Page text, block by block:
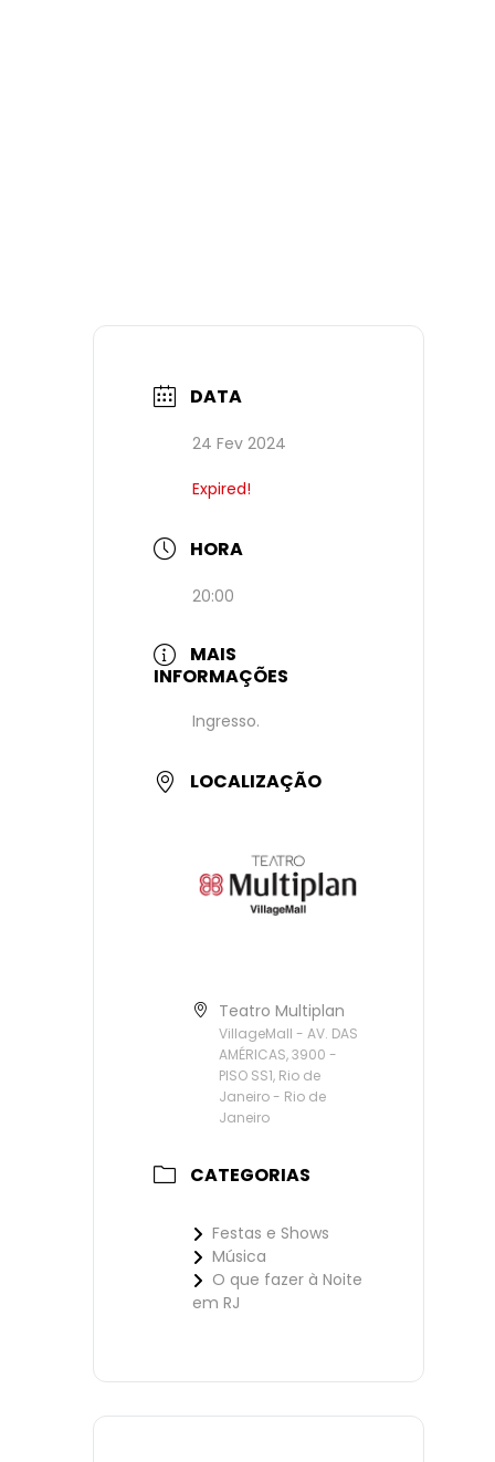
DATA
24 Fev 2024
Expired!
HORA
20:00
MAIS
INFORMAÇÕES
Ingresso.
LOCALIZAÇÃO
Teatro Multiplan
VillageMall - AV. DAS
AMÉRICAS, 3900 -
PISO SS1, Rio de
Janeiro - Rio de
Janeiro
CATEGORIAS
Festas e Shows
Música
O que fazer à Noite
em RJ